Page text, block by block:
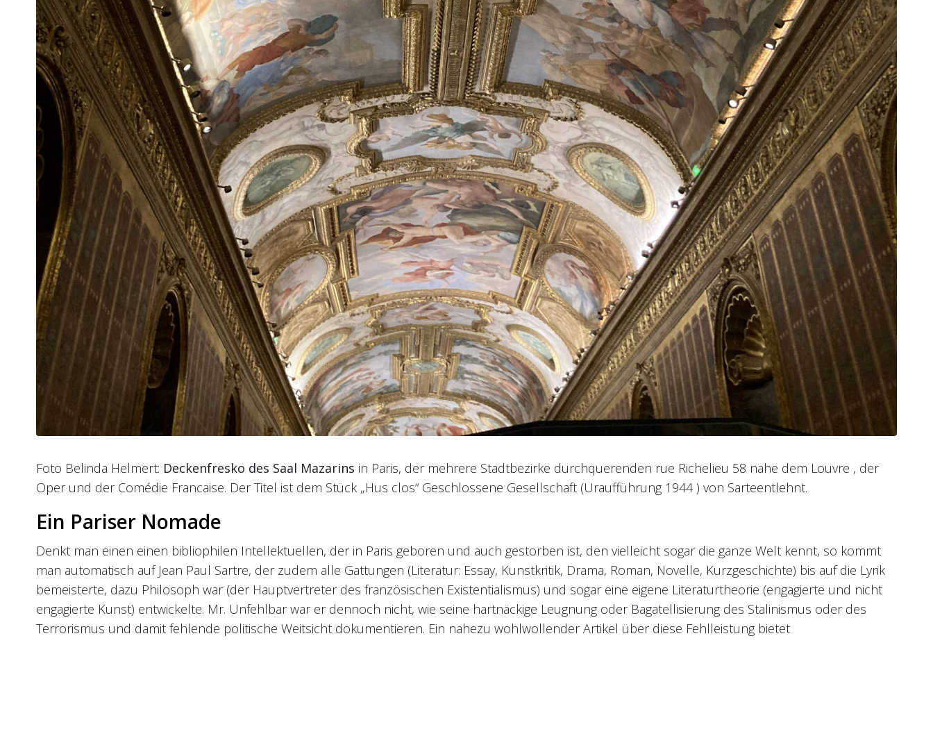
Foto Belinda Helmert: Deckenfresko des Saal Mazarins in Paris, der mehrere Stadtbezirke durchquerenden rue Richelieu 58 nahe dem Louvre , der
Oper und der Comédie Francaise. Der Titel ist dem Stück „Hus clos“ Geschlossene Gesellschaft (Uraufführung 1944 ) von Sarteentlehnt.
Ein Pariser Nomade
Denkt man einen einen bibliophilen Intellektuellen, der in Paris geboren und auch gestorben ist, den vielleicht sogar die ganze Welt kennt, so kommt
man automatisch auf Jean Paul Sartre, der zudem alle Gattungen (Literatur: Essay, Kunstkritik, Drama, Roman, Novelle, Kurzgeschichte) bis auf die Lyrik
bemeisterte, dazu Philosoph war (der Hauptvertreter des französischen Existentialismus) und sogar eine eigene Literaturtheorie (engagierte und nicht
engagierte Kunst) entwickelte. Mr. Unfehlbar war er dennoch nicht, wie seine hartnäckige Leugnung oder Bagatellisierung des Stalinismus oder des
Terrorismus und damit fehlende politische Weitsicht dokumentieren. Ein nahezu wohlwollender Artikel über diese Fehlleistung bietet